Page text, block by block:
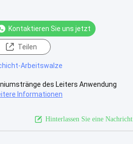
Kontaktieren Sie uns jetzt
Teilen
Arbeitswalze
des Leiters Anwendung
Informationen
Hinterlassen Sie eine Nachricht.